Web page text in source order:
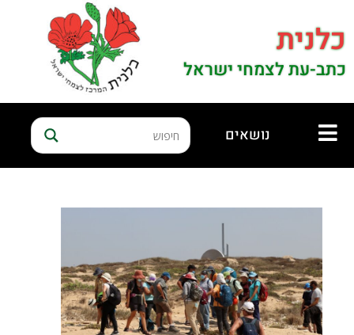
כלנית
כתב-עת לצמחי ישראל
נושאים